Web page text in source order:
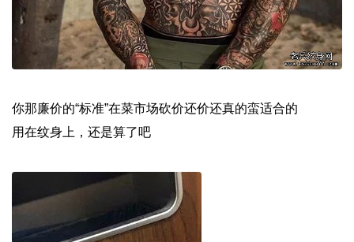
你那廉价的“标准”在菜市场砍价还价还真的蛮适合的
用在纹身上，还是算了吧